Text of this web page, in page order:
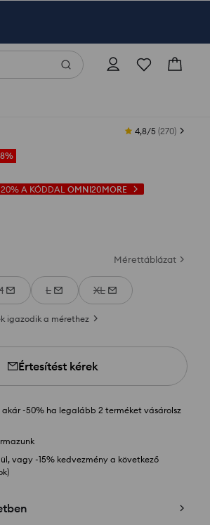
4,8/5 (270)
A KÓDDAL OMNI20MORE
Mérettáblázat
L XL
igazodik a mérethez
Értesítést kérek
-50% ha legalább 2 terméket vásárolsz
vagy -15% kedvezmény a következő